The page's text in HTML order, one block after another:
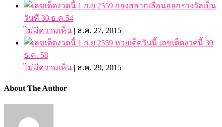
กองสลากเลื่อนออกรางวัลเป็น
วันที่ 30 ธ.ค.54
ไม่มีความเห็น | ธ.ค. 27, 2015
หวยเด็ดวันนี้ เลขเด็ดงวดนี้ 30
ธ.ค. 58
ไม่มีความเห็น | ธ.ค. 29, 2015
About The Author